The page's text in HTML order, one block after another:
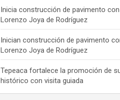
Inicia construcción de pavimento
Lorenzo Joya de Rodríguez
Inician construcción de pavimento
Lorenzo Joya de Rodríguez
Tepeaca fortalece la promoción de
histórico con visita guiada